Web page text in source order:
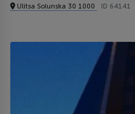
Ulitsa Solunska 30 1000 ID 64141